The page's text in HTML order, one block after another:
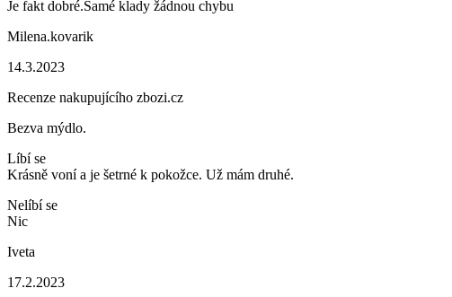
Je fakt dobré.Samé klady žádnou chybu
Milena.kovarik
14.3.2023
Recenze nakupujícího zbozi.cz
Bezva mýdlo.
Líbí se
Krásně voní a je šetrné k pokožce. Už mám druhé.
Nelíbí se
Nic
Iveta
17.2.2023